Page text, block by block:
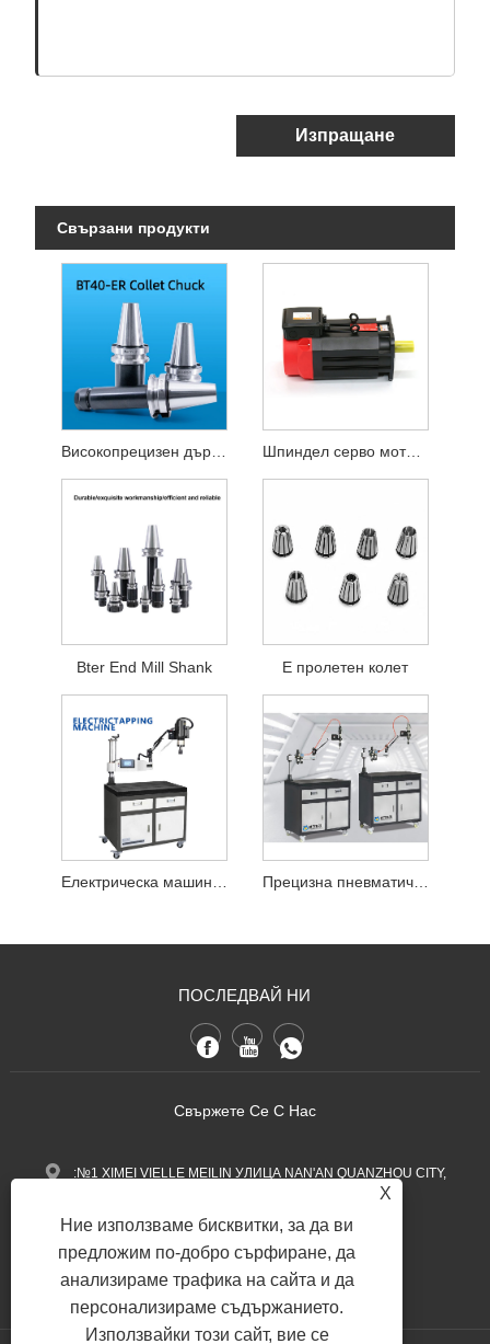
Изпращане
Свързани продукти
Високопрецизен държач за CNC инструменти Шпиндел серво моторна индукция серво мотор
Bter End Mill Shank Е пролетен колет
Електрическа машина за подслушване с функция за повдигане Прецизна пневматична машина за подслушване
ПОСЛЕДВАЙ НИ
Свържете Се С Нас
:№1 XIMEI VIELLE MEILIN УЛИЦА NAN'AN QUANZHOU CITY,
+86-13600768411
: Nina.h@yueli-tech.com
X
Ние използваме бисквитки, за да ви
предложим по-добро сърфиране, да
анализираме трафика на сайта и да
персонализираме съдържанието.
Използвайки този сайт, вие се